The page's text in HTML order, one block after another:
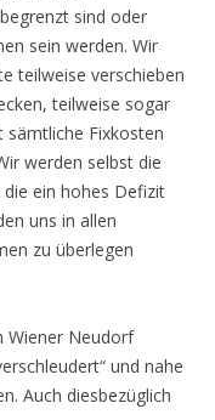
sind oder
sein werden. Wir
teilweise verschieben
teilweise sogar
sämtliche Fixkosten
werden selbst die
ein hohes Defizit
uns in allen
zu überlegen
Wiener Neudorf
und nahe
Auch diesbezüglich